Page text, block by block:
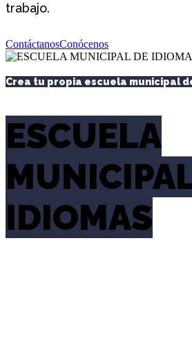
trabajo.
ContáctanosConócenos
Crea tu propia escuela municipal
ESCUELA
IDIOMAS